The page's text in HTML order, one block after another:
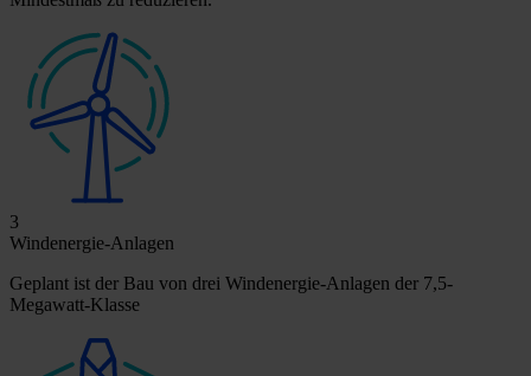
3
Windenergie-Anlagen
Geplant ist der Bau von drei Windenergie-Anlagen der 7,5-
Megawatt-Klasse